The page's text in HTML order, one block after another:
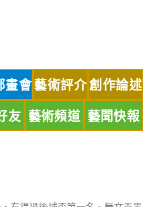
畫會藝術評介創作論述
友 藝術頻道 藝聞快報